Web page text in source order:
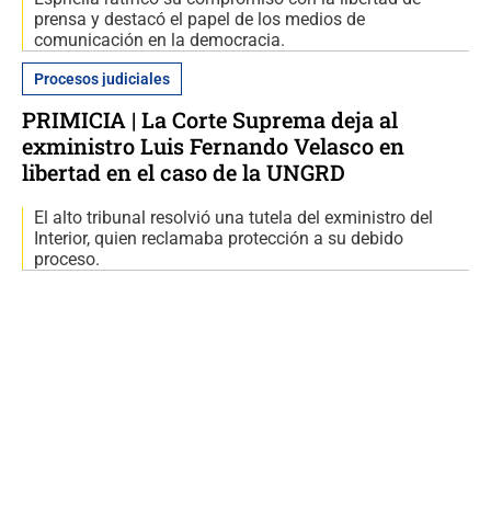
prensa y destacó el papel de los medios de
comunicación en la democracia.
Procesos judiciales
PRIMICIA | La Corte Suprema deja al
exministro Luis Fernando Velasco en
libertad en el caso de la UNGRD
El alto tribunal resolvió una tutela del exministro del
Interior, quien reclamaba protección a su debido
proceso.